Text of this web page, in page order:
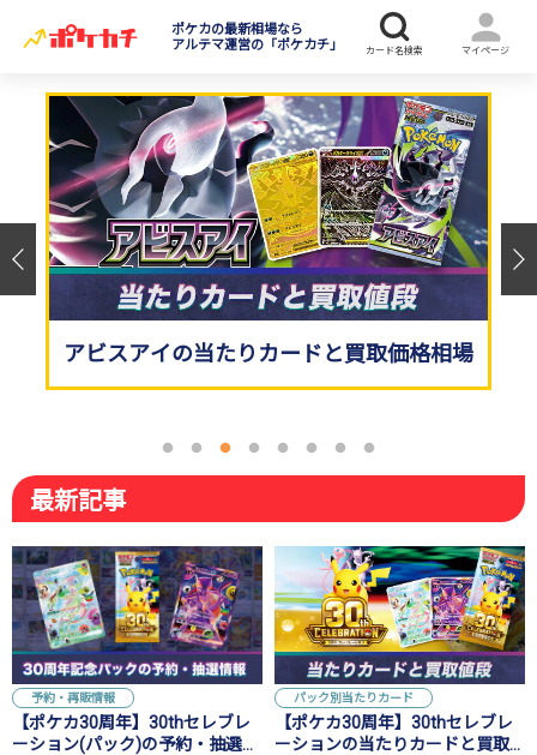
ポケカの最新相場なら
アルテマ運営の「ポケカチ」
ストームエメラルダの当たりカードと買取
価格相場
30周年セレブレーションの当たりカード
と買取価格予想
アビスアイの当たりカードと買取価格相場
ニンジャスピナーの当たりカードと買取価
格相場
スタートデッキ100バトルコレクションの
当たりデッキと買取価格
【毎日更新】ポケカ相場平均！買取上位
500枚の相場推移
ポケモンカード高額買取ランキング300
選！
ポケカ新弾発売スケジュールまとめ！新作
商品を発売日別に紹介
最新記事
予約・再販情報
【ポケカ30周年】30thセレブレ
ーション(パック)の予約・抽選最
パック別当たりカード
【ポケカ30周年】30thセレブレ
ーションの当たりカードと買取